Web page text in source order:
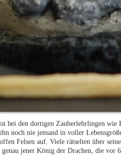
bei den dortigen Zauberlehrlingen
noch nie jemand in voller
Felsen auf. Viele rätselten über
genau jener König der Drachen, die